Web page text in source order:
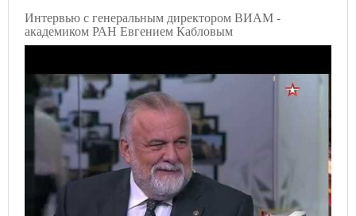
Интервью с генеральным директором ВИАМ -
академиком РАН Евгением Кабловым